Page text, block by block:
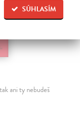
SÚHLASÍM
ani ty nebudeš